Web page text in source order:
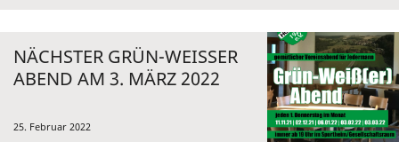
NÄCHSTER GRÜN-WEISSER A
BEND AM 3. MÄRZ 2022
25. Februar 2022